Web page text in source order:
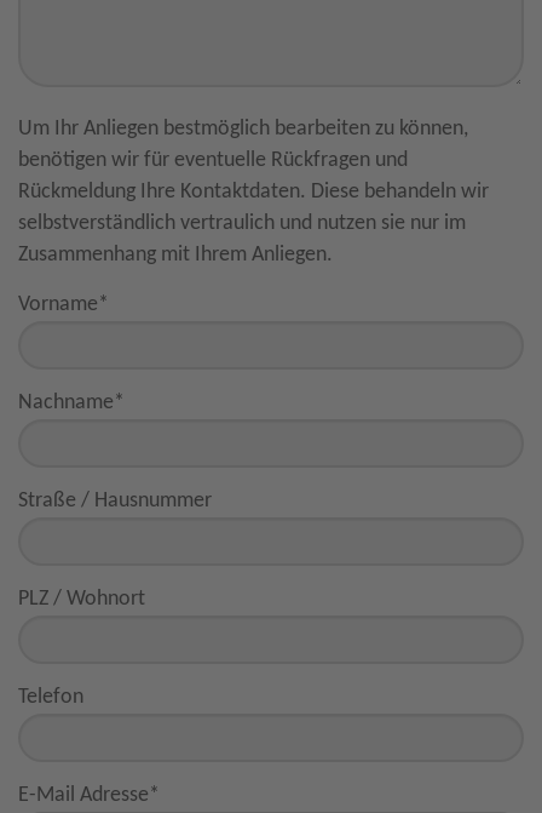
Um Ihr Anliegen bestmöglich bearbeiten zu können,
benötigen wir für eventuelle Rückfragen und
Rückmeldung Ihre Kontaktdaten. Diese behandeln wir
selbstverständlich vertraulich und nutzen sie nur im
Zusammenhang mit Ihrem Anliegen.
Vorname*
Nachname*
Straße / Hausnummer
PLZ / Wohnort
Telefon
E-Mail Adresse*